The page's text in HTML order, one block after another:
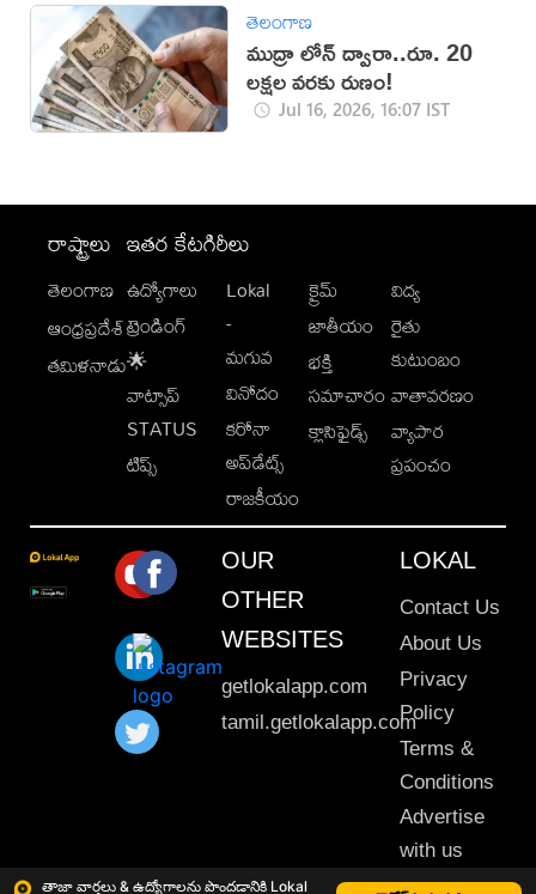
తాజా వార్తలు & ఉద్యోగాలను పొందడానికి Lokal
తెలంగాణ
ముద్రా లోన్ ద్వారా..రూ. 20
లక్షల వరకు రుణం!
Jul 16, 2026, 16:07 IST
రాష్ట్రాలు
తెలంగాణ
ఆంధ్రప్రదేశ్
తమిళనాడు
ఇతర కేటగిరీలు
ఉద్యోగాలు
ట్రెండింగ్
🌟
వాట్సాప్
STATUS
టిప్స్
Lokal
-
మగువ
వినోదం
కరోనా
అప్‌డేట్స్
రాజకీయం
క్రైమ్
జాతీయం
భక్తి
సమాచారం
క్లాసిఫైడ్స్
విద్య
రైతు
కుటుంబం
వాతావరణం
వ్యాపార
ప్రపంచం
OUR
OTHER
WEBSITES
getlokalapp.com
tamil.getlokalapp.com
LOKAL
Contact Us
About Us
Privacy
Policy
Terms &
Conditions
Advertise
with us
Sitemap